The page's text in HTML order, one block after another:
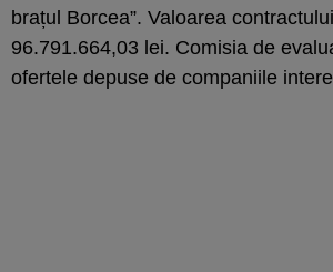
brațul Borcea”. Valoarea
96.791.664,03 lei. Comisia de
ofertele depuse de companiile